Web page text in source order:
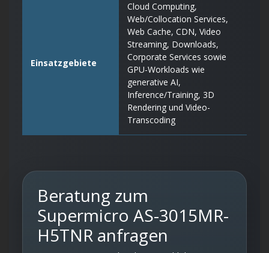
Einsatzgebiete
Cloud Computing,
Web/Collocation Services,
Web Cache, CDN, Video
Streaming, Downloads,
Corporate Services sowie
GPU-Workloads wie
generative AI,
Inference/Training, 3D
Rendering und Video-
Transcoding
Beratung zum
Supermicro AS-3015MR-
H5TNR anfragen